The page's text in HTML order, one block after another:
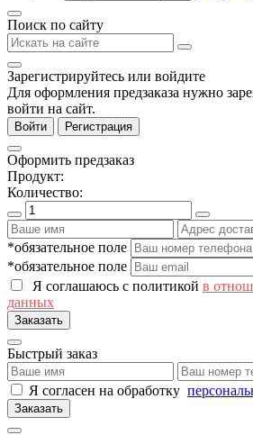
Поиск по сайту
Зарегистрируйтесь или войдите
Для оформления предзаказа нужно
войти на сайт.
Войти Регистрация
Оформить предзаказ
Продукт:
Количество:
*обязательное поле
*обязательное поле
Я соглашаюсь с политикой в
данных
Заказать
Быстрый заказ
Я согласен на обработку
Заказать